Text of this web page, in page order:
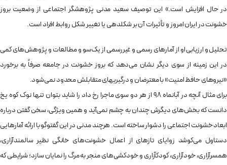
در حال افزایش است.» این توصیف سعید مدنی پژوهشگر اجتماعی از وضعیت بروز
خشونت در ایران امروز و تأثیرات آن بر شکل‎دهی یا تغییر شکل روابط افراد است.
تحلیل و ارزیابی او از آمارهای رسمی و غیررسمی از یک‌سو و مطالعات و پژوهش‌های کمی
در این زمینه از سوی دیگر نشان می‌دهد که بروز خشونت در جامعه صرفاً به برخورد
«نیروهای حافظ امنیت» با معترضان و درگیری‎های متقابلش محدود نمی‌شود.
برای مثال آنچه در آبان‎ماه 98 از هر دو سوی ماجرا رخ داد را شاید بتوان تنها نوک کوه یخ
دانست که بخش‌های دیگرش چندان به چشم نمی‌آید و همین ویژگی، سخن گفتن درباره
ابعاد خشونت اجتماعی را دشوار ساخته است. هرچند مدنی در این گفت‎وگو با ارائه آمارهایی
دست‎اول می‌کوشد زوایای تازه‎ای از اعمال خشونت‌های خانگی نظیر سالمندآزاری،
همسرآزاری، خودآزاری، کودک‎آزاری و خودکشی‌های منجر به مرگ را نمایان سازد؛ شرایطی که